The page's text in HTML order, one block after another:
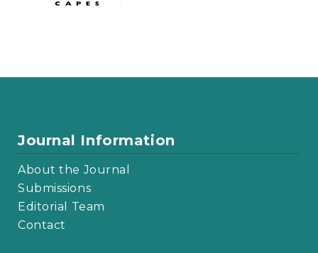
Journal Information
About the Journal
Submissions
Editorial Team
Contact